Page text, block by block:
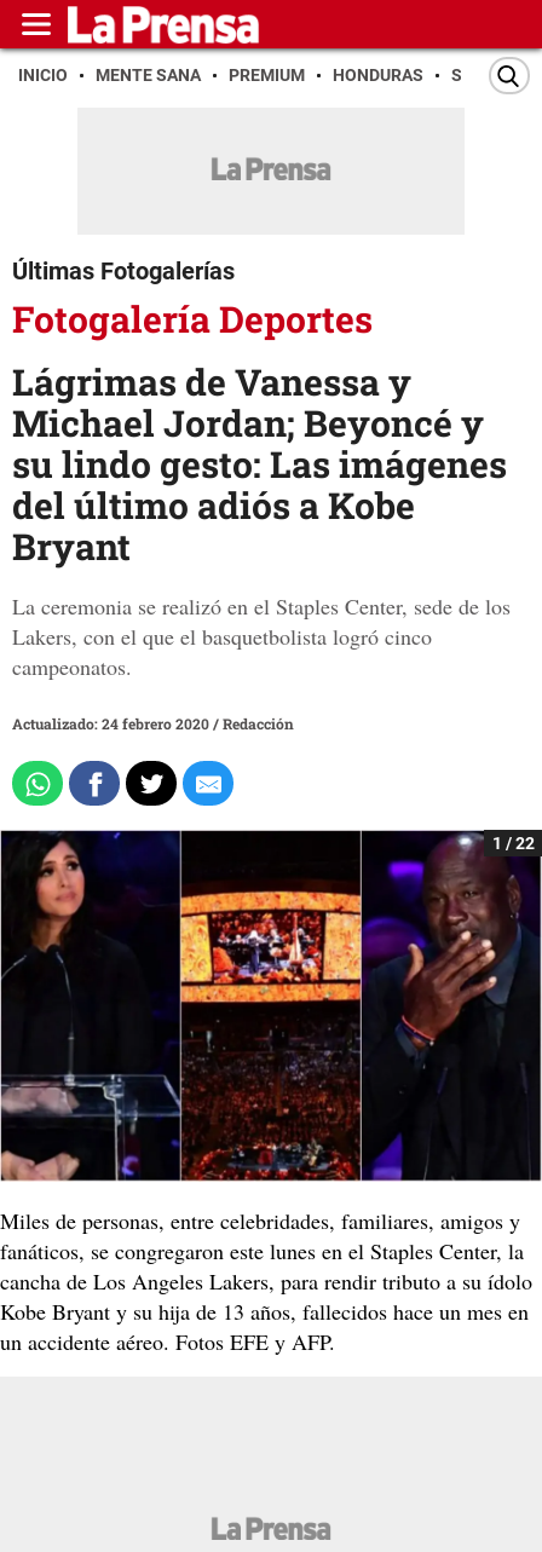
INICIO MENTE SANA PREMIUM HONDURAS SAN PEDRO
Últimas Fotogalerías
Fotogalería Deportes
Lágrimas de Vanessa y
Michael Jordan; Beyoncé y
su lindo gesto: Las imágenes
del último adiós a Kobe
Bryant
La ceremonia se realizó en el Staples Center, sede de los
Lakers, con el que el basquetbolista logró cinco
campeonatos.
Actualizado: 24 febrero 2020/Redacción
1 / 22
Miles de personas, entre celebridades, familiares, amigos y
fanáticos, se congregaron este lunes en el Staples Center, la
cancha de Los Angeles Lakers, para rendir tributo a su ídolo
Kobe Bryant y su hija de 13 años, fallecidos hace un mes en
un accidente aéreo. Fotos EFE y AFP.